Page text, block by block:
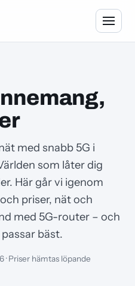
med snabb 5G i
som låter dig
Här går vi igenom
priser, nät och
med 5G-router – och
bäst.
Priser hämtas löpande